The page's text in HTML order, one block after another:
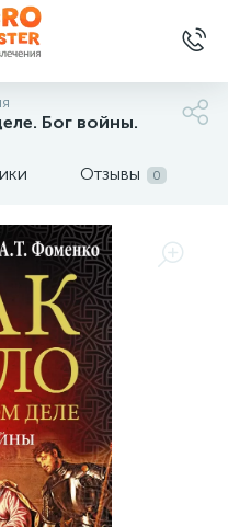
Бог войны.
Отзывы 0